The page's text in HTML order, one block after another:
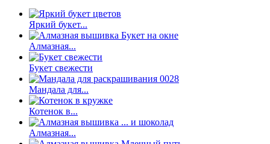
Яркий букет...
Алмазная...
Букет свежести
Мандала для...
Котенок в...
Алмазная...